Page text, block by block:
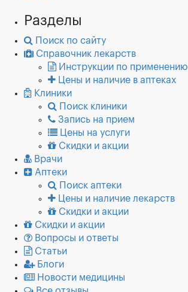
Разделы
Поиск по сайту
Справочник лекарств
Инструкции по применению
Цены и наличие в аптеках
Клиники
Поиск клиники
Запись на прием
Цены на услуги
Скидки и акции
Врачи
Аптеки
Поиск аптеки
Цены и наличие лекарств
Скидки и акции
Скидки и акции
Вопросы и ответы
Статьи
Блоги
Новости медицины